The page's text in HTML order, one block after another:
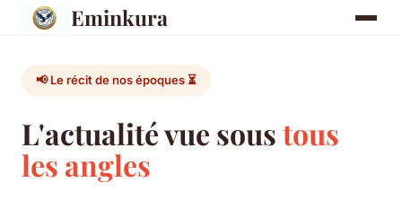
Eminkura
📢 Le récit de nos époques ⏳
L'actualité vue soustous
les angles